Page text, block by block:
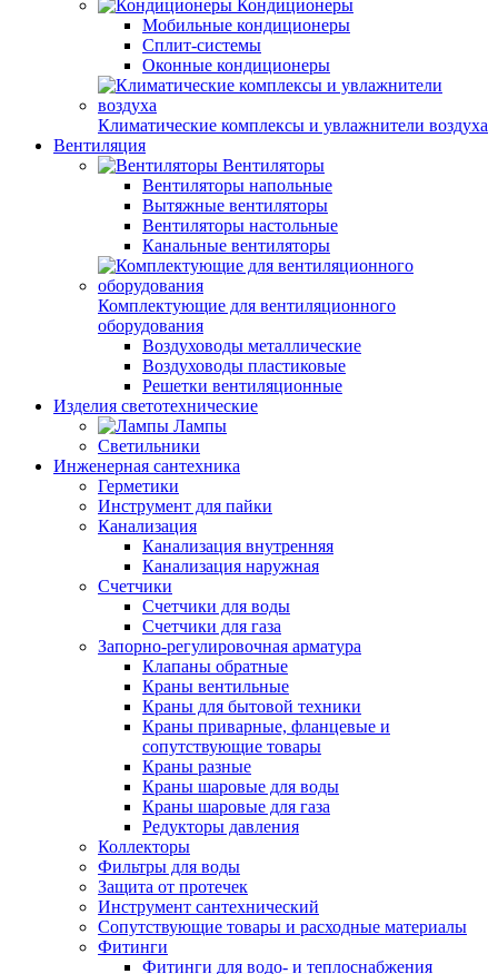
Кондиционеры
Мобильные кондиционеры
Сплит-системы
Оконные кондиционеры
Климатические комплексы и увлажнители воздуха
Вентиляция
Вентиляторы
Вентиляторы напольные
Вытяжные вентиляторы
Вентиляторы настольные
Канальные вентиляторы
Комплектующие для вентиляционного
оборудования
Воздуховоды металлические
Воздуховоды пластиковые
Решетки вентиляционные
Изделия светотехнические
Лампы
Светильники
Инженерная сантехника
Герметики
Инструмент для пайки
Канализация
Канализация внутренняя
Канализация наружная
Счетчики
Счетчики для воды
Счетчики для газа
Запорно-регулировочная арматура
Клапаны обратные
Краны вентильные
Краны для бытовой техники
Краны приварные, фланцевые и
сопутствующие товары
Краны разные
Краны шаровые для воды
Краны шаровые для газа
Редукторы давления
Коллекторы
Фильтры для воды
Защита от протечек
Инструмент сантехнический
Сопутствующие товары и расходные материалы
Фитинги
Фитинги для водо- и теплоснабжения